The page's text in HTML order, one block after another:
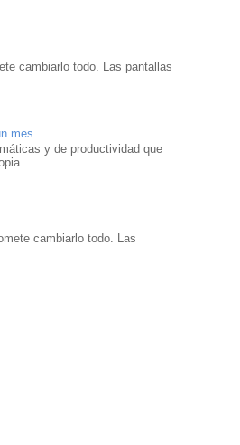
cambiarlo todo. Las pantallas
mes
y de productividad que
cambiarlo todo. Las